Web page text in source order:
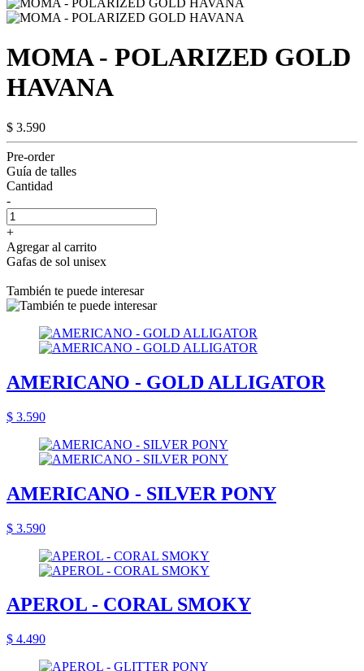
MOMA - POLARIZED GOLD
HAVANA
$ 3.590
Pre-order
Guía de talles
Cantidad
-
+
Agregar al carrito
Gafas de sol unisex
También te puede interesar
AMERICANO - GOLD ALLIGATOR
$ 3.590
AMERICANO - SILVER PONY
$ 3.590
APEROL - CORAL SMOKY
$ 4.490